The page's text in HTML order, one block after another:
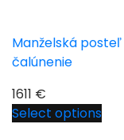
Manželská
čalúnenie
1611 €
Select options